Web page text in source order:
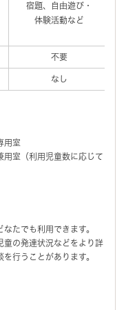
宿題、自由遊び・
体験活動など
不要
なし
用室
用室（利用児童数に応じて
たでも利用できます。
の発達状況などをより詳
行うことがあります。